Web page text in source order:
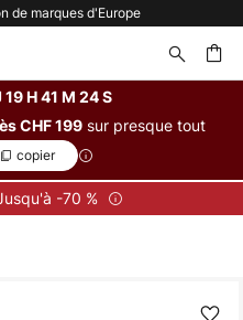
de marques d'Europe
19 H 41 M 24 S
CHF 199 sur presque tout
copier
-70 %